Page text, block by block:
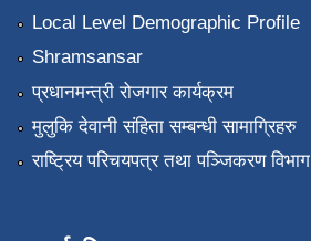
Local Level Demographic Profile
Shramsansar
प्रधानमन्त्री रोजगार कार्यक्रम
मुलुकि देवानी संहिता सम्बन्धी सामाग्रिहरु
राष्ट्रिय परिचयपत्र तथा पञ्जिकरण विभाग